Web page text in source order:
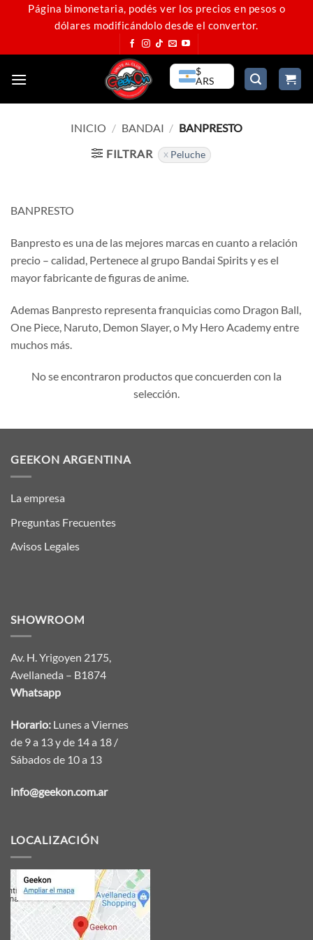
Página bimonetaria, podés ver los precios en pesos o
dólares modificándolo desde el convertor.
$
ARS
INICIO / BANDAI / BANPRESTO
FILTRAR
Peluche
BANPRESTO
Banpresto es una de las mejores marcas en cuanto a relación
precio – calidad, Pertenece al grupo Bandai Spirits y es el
mayor fabricante de figuras de anime.
Ademas Banpresto representa franquicias como Dragon Ball,
One Piece, Naruto, Demon Slayer, o My Hero Academy entre
muchos más.
No se encontraron productos que concuerden con la
selección.
GEEKON ARGENTINA
La empresa
Preguntas Frecuentes
Avisos Legales
SHOWROOM
Av. H. Yrigoyen 2175,
Avellaneda – B1874
Whatsapp
Horario: Lunes a Viernes
de 9 a 13 y de 14 a 18 /
Sábados de 10 a 13
info@geekon.com.ar
LOCALIZACIÓN